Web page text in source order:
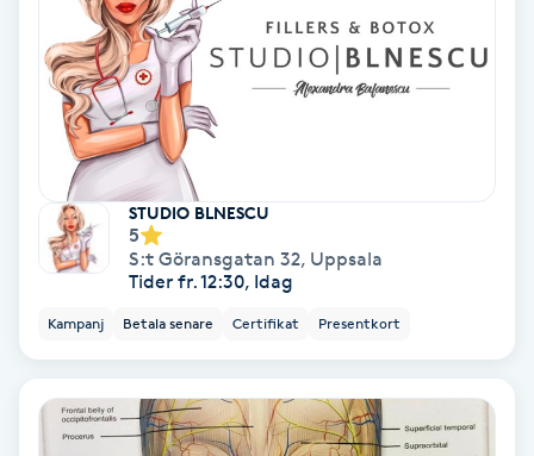
Idrottsmassage
IPL hårborttagning
IR-massage
Japansk massage
K18
STUDIO BLNESCU
5
S:t Göransgatan 32, Uppsala
Tider fr. 12:30, Idag
Kampanj Betala senare Certifikat Presentkort